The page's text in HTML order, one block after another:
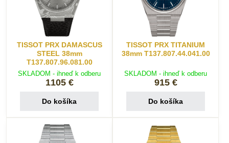
TISSOT PRX DAMASCUS
STEEL 38mm
T137.807.96.081.00
SKLADOM - ihneď k odberu
1105 €
Do košíka
TISSOT PRX TITANIUM
38mm T137.807.44.041.00
SKLADOM - ihneď k odberu
915 €
Do košíka